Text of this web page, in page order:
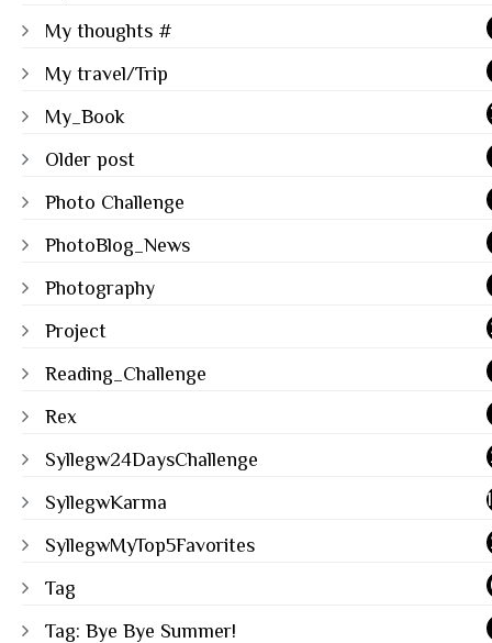
My thoughts #
My travel/Trip
My_Book
Older post
Photo Challenge
PhotoBlog_News
Photography
Project
Reading_Challenge
Rex
Syllegw24DaysChallenge
SyllegwKarma
SyllegwMyTop5Favorites
Tag
Tag: Bye Bye Summer!